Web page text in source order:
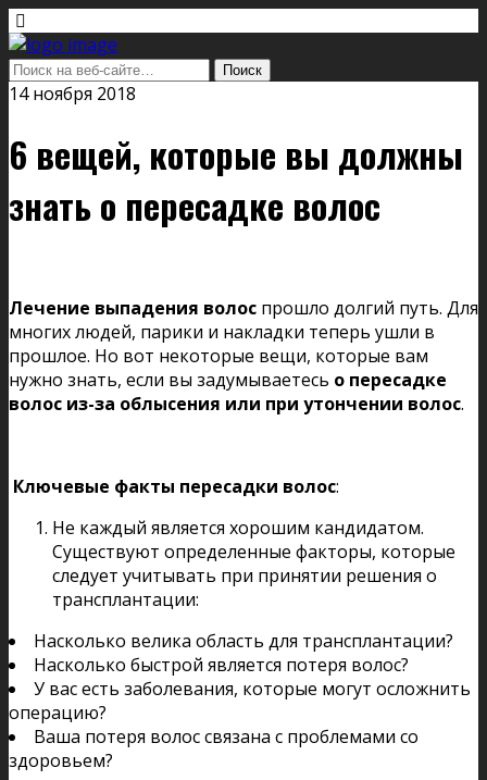
14 ноября 2018
6 вещей, которые вы должны
знать о пересадке волос
Лечение выпадения волос прошло долгий путь. Для
многих людей, парики и накладки теперь ушли в
прошлое. Но вот некоторые вещи, которые вам
нужно знать, если вы задумываетесь о пересадке
волос из-за облысения или при утончении волос.
Ключевые факты пересадки волос:
Не каждый является хорошим кандидатом.
Существуют определенные факторы, которые
следует учитывать при принятии решения о
трансплантации:
Насколько велика область для трансплантации?
Насколько быстрой является потеря волос?
У вас есть заболевания, которые могут осложнить
операцию?
Ваша потеря волос связана с проблемами со
здоровьем?